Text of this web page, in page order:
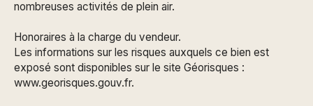
nombreuses activités de plein air.
Honoraires à la charge du vendeur.
Les informations sur les risques auxquels ce bien est
exposé sont disponibles sur le site Géorisques :
www.georisques.gouv.fr.